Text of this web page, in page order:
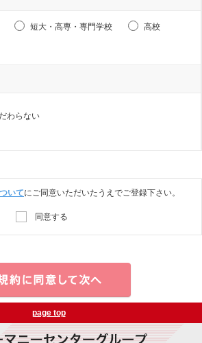
短大・高専・専門学校
高校
わらない
いてにご同意いただいたうえでご登録下さい。
同意する
page top